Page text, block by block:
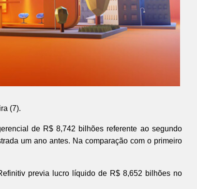
(7).
de R$ 8,742 bilhões referente ao segundo
um ano antes. Na comparação com o primeiro
previa lucro líquido de R$ 8,652 bilhões no